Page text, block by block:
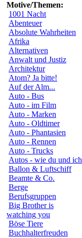
Motive/Themen:
1001 Nacht
Abenteuer
Absolute Wahrheiten
Afrika
Alternativen
Anwalt und Justiz
Architektur
Atom? Ja bitte!
Auf der Alm...
Auto - Bus
Auto - im Film
Auto - Marken
Auto - Oldtimer
Auto - Phantasien
Auto - Rennen
Auto - Trucks
Autos - wie du und ich
Ballon & Luftschiff
Beamte & Co.
Berge
Berufsgruppen
Big Brother is
watching you
Böse Tiere
Buchhalterfreuden